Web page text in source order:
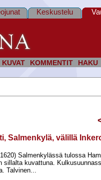
KUVAT KOMMENTIT HAKU
Keskustelu
Salmenkylä, välillä
Salmenkylässä tulossa
sillalta kuvattuna.
Talvinen...